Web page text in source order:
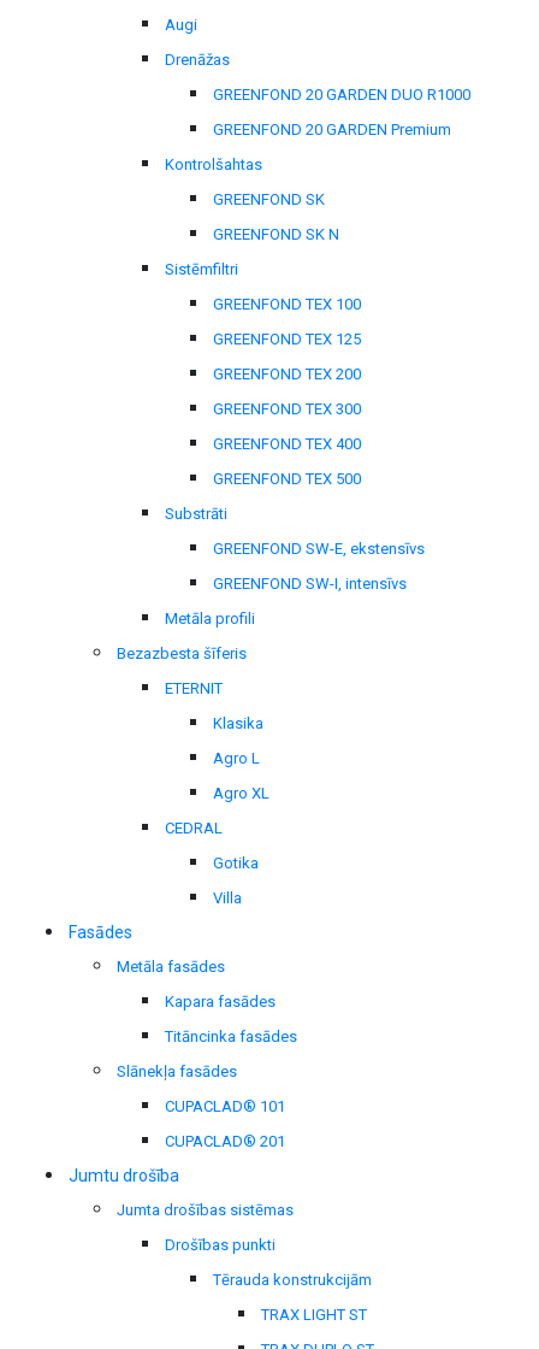
Augi
Drenāžas
GREENFOND 20 GARDEN DUO R1000
GREENFOND 20 GARDEN Premium
Kontrolšahtas
GREENFOND SK
GREENFOND SK N
Sistēmfiltri
GREENFOND TEX 100
GREENFOND TEX 125
GREENFOND TEX 200
GREENFOND TEX 300
GREENFOND TEX 400
GREENFOND TEX 500
Substrāti
GREENFOND SW-E, ekstensīvs
GREENFOND SW-I, intensīvs
Metāla profili
Bezazbesta šīferis
ETERNIT
Klasika
Agro L
Agro XL
CEDRAL
Gotika
Villa
Fasādes
Metāla fasādes
Kapara fasādes
Titāncinka fasādes
Slānekļa fasādes
CUPACLAD® 101
CUPACLAD® 201
Jumtu drošība
Jumta drošības sistēmas
Drošības punkti
Tērauda konstrukcijām
TRAX LIGHT ST